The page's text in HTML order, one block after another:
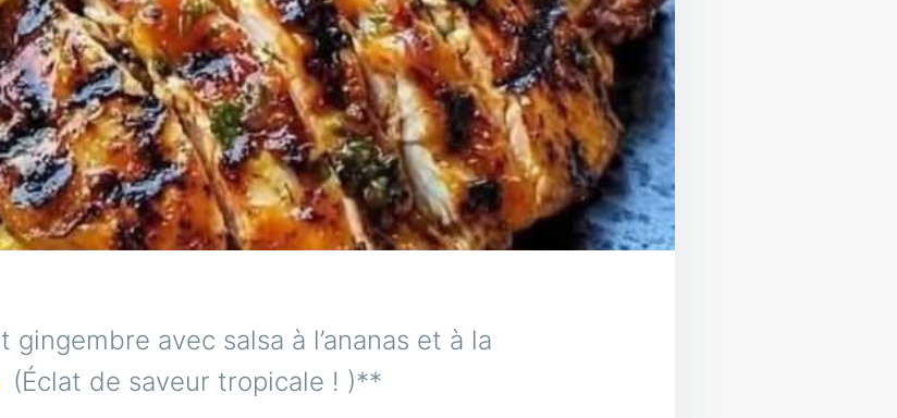
avec salsa à l’ananas et à la
(Éclat de saveur tropicale ! )**